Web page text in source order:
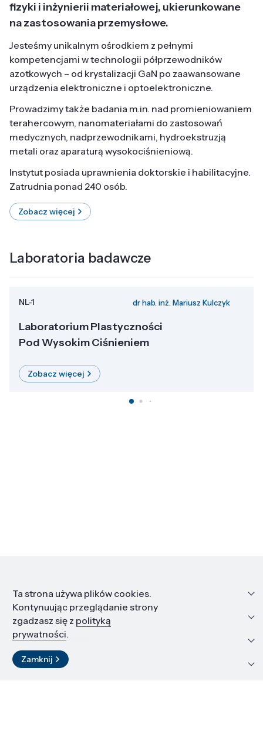
fizyki i inżynierii materiałowej, ukierunkowane
na zastosowania przemysłowe.
Jesteśmy unikalnym ośrodkiem z pełnymi
kompetencjami w technologii półprzewodników
azotkowych – od krystalizacji GaN po zaawansowane
urządzenia elektroniczne i optoelektroniczne.
Prowadzimy także badania m.in. nad promieniowaniem
terahercowym, nanomateriałami do zastosowań
medycznych, nadprzewodnikami, hydroekstruzją
metali oraz aparaturą wysokociśnieniową.
Instytut posiada uprawnienia doktorskie i habilitacyjne.
Zatrudnia ponad 240 osób.
Zobacz więcej
Laboratoria badawcze
NL-1 dr hab. inż. Mariusz Kulczyk
Laboratorium Plastyczności
Pod Wysokim Ciśnieniem
Zobacz więcej
Informacje
Edukacja i kariera
Zasoby i materiały
Kontakt
Ta strona używa plików cookies.
Kontynuując przeglądanie strony
zgadzasz się z polityką
prywatności.
Zamknij